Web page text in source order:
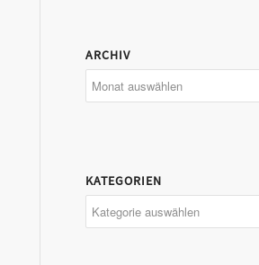
ARCHIV
KATEGORIEN